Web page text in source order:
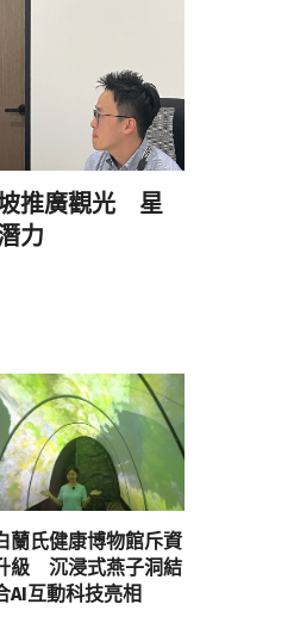
推廣觀光 星
力
蘭氏健康博物館斥資
級 沉浸式燕子洞結
AI互動科技亮相